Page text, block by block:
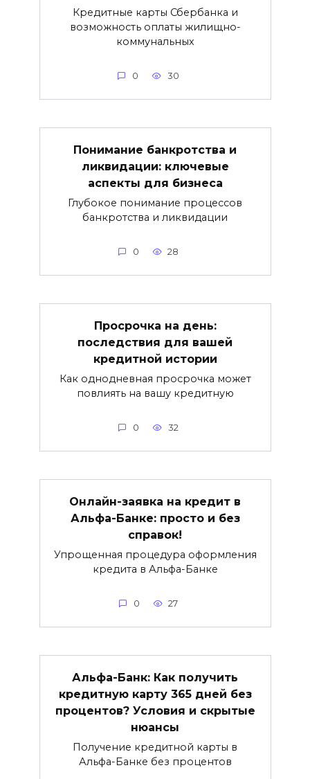
Кредитные карты Сбербанка и
возможность оплаты жилищно-
коммунальных
0 30
Понимание банкротства и
ликвидации: ключевые
аспекты для бизнеса
Глубокое понимание процессов
банкротства и ликвидации
0 28
Просрочка на день:
последствия для вашей
кредитной истории
Как однодневная просрочка может
повлиять на вашу кредитную
0 32
Онлайн-заявка на кредит в
Альфа-Банке: просто и без
справок!
Упрощенная процедура оформления
кредита в Альфа-Банке
0 27
Альфа-Банк: Как получить
кредитную карту 365 дней без
процентов? Условия и скрытые
нюансы
Получение кредитной карты в
Альфа-Банке без процентов